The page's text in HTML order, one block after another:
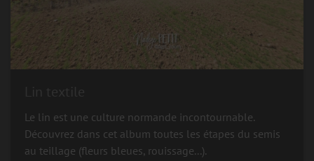
Le lin est une culture normande incontournable.
Découvrez dans cet album toutes les étapes du semis
au teillage (fleurs bleues, rouissage...).